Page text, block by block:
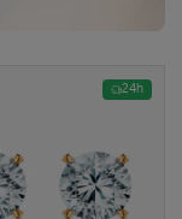
24h